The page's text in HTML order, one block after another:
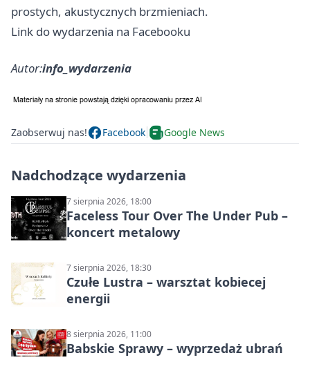
prostych, akustycznych brzmieniach.
Link do wydarzenia na Facebooku
Autor:info_wydarzenia
Zaobserwuj nas! Facebook Google News
Nadchodzące wydarzenia
7 sierpnia 2026, 18:00
Faceless Tour Over The Under Pub –
koncert metalowy
7 sierpnia 2026, 18:30
Czułe Lustra – warsztat kobiecej
energii
8 sierpnia 2026, 11:00
Babskie Sprawy – wyprzedaż ubrań